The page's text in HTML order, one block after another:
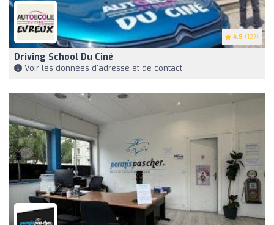
4.9 (127)
Driving School Du Ciné
Voir les données d'adresse et de contact